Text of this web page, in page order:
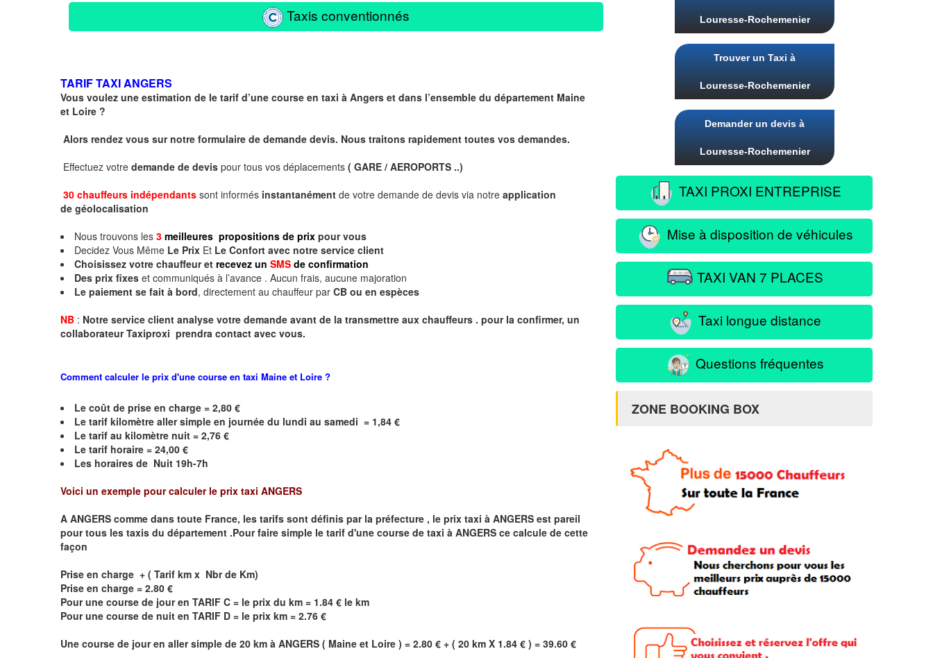
Taxis conventionnés
TARIF TAXI ANGERS
Vous voulez une estimation de le tarif d’une course en taxi à Angers et dans l’ensemble du département Maine
et Loire ?
Alors rendez vous sur notre formulaire de demande devis. Nous traitons rapidement toutes vos demandes.
Effectuez votre demande de devis pour tous vos déplacements ( GARE / AEROPORTS ..)
30 chauffeurs indépendants sont informés instantanément de votre demande de devis via notre application
de géolocalisation
Nous trouvons les 3 meilleures propositions de prix pour vous
Decidez Vous Même Le Prix Et Le Confort avec notre service client
Choisissez votre chauffeur et recevez un SMS de confirmation
Des prix fixes et communiqués à l’avance . Aucun frais, aucune majoration
Le paiement se fait à bord, directement au chauffeur par CB ou en espèces
NB : Notre service client analyse votre demande avant de la transmettre aux chauffeurs . pour la confirmer, un
collaborateur Taxiproxi prendra contact avec vous.
Comment calculer le prix d'une course en taxi Maine et Loire ?
Le coût de prise en charge = 2,80 €
Le tarif kilomètre aller simple en journée du lundi au samedi = 1,84 €
Le tarif au kilomètre nuit = 2,76 €
Le tarif horaire = 24,00 €
Les horaires de Nuit 19h-7h
Voici un exemple pour calculer le prix taxi ANGERS
A ANGERS comme dans toute France, les tarifs sont définis par la préfecture , le prix taxi à ANGERS est pareil
pour tous les taxis du département .Pour faire simple le tarif d'une course de taxi à ANGERS ce calcule de cette
façon
Prise en charge + ( Tarif km x Nbr de Km)
Prise en charge = 2.80 €
Pour une course de jour en TARIF C = le prix du km = 1.84 € le km
Pour une course de nuit en TARIF D = le prix km = 2.76 €
Une course de jour en aller simple de 20 km à ANGERS ( Maine et Loire ) = 2.80 € + ( 20 km X 1.84 € ) = 39.60 €
Louresse-Rochemenier
Trouver un Taxi à
Louresse-Rochemenier
Demander un devis à
Louresse-Rochemenier
TAXI PROXI ENTREPRISE
Mise à disposition de véhicules
TAXI VAN 7 PLACES
Taxi longue distance
Questions fréquentes
ZONE BOOKING BOX